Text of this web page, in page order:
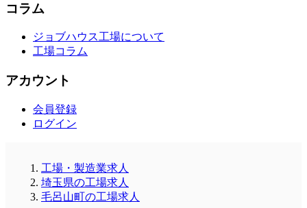
コラム
ジョブハウス工場について
工場コラム
アカウント
会員登録
ログイン
工場・製造業求人
埼玉県の工場求人
毛呂山町の工場求人